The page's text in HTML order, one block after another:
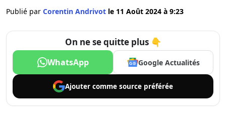
Publié par Corentin Andrivot le 11 Août 2024 à 9:23
On ne se quitte plus 👇
WhatsApp Google Actualités
Ajouter comme source préférée